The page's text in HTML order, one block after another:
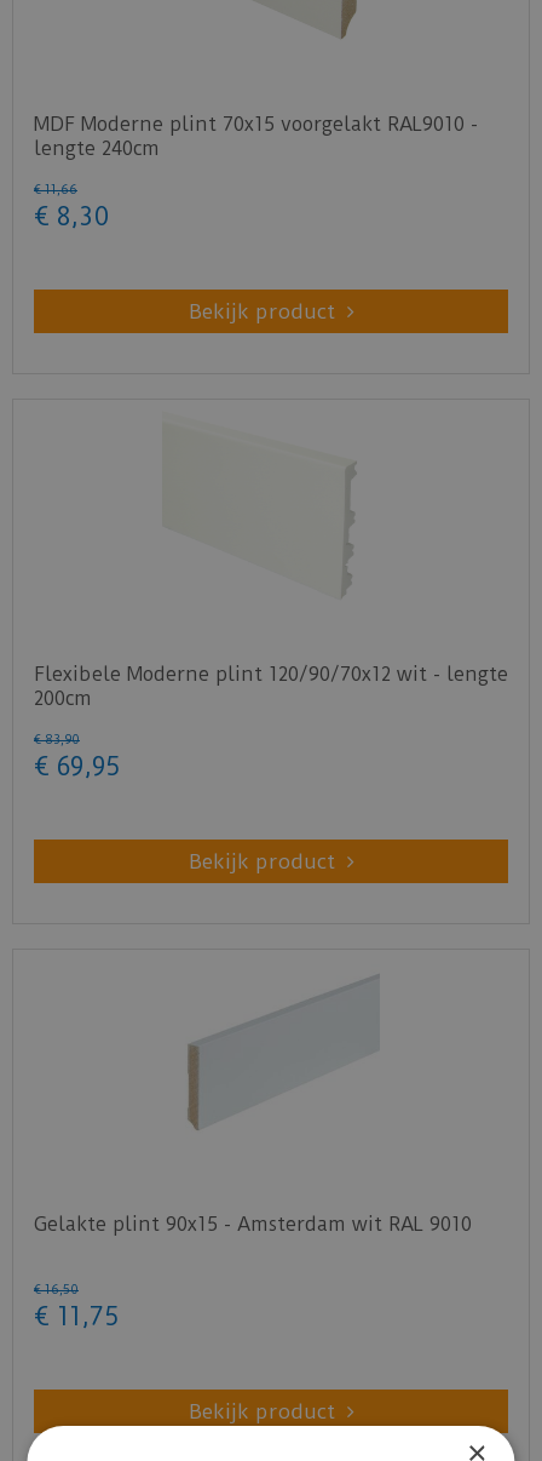
MDF Moderne plint 70x15 voorgelakt RAL9010 -
lengte 240cm
€ 11,66
€ 8,30
Bekijk product
Flexibele Moderne plint 120/90/70x12 wit - lengte
200cm
€ 83,90
€ 69,95
Bekijk product
Gelakte plint 90x15 - Amsterdam wit RAL 9010
€ 16,50
€ 11 ,75
Bekijk product
×